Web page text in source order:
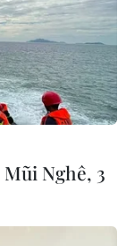
Nghê, 3